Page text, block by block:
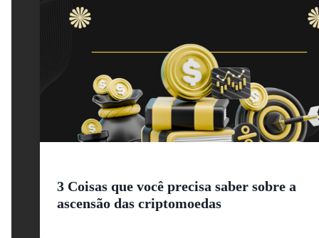
3 Coisas que você precisa saber sobre a
ascensão das criptomoedas